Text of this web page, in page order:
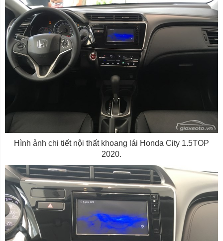
Hình ảnh chi tiết nội thất khoang lái Honda City 1.5TOP
2020.